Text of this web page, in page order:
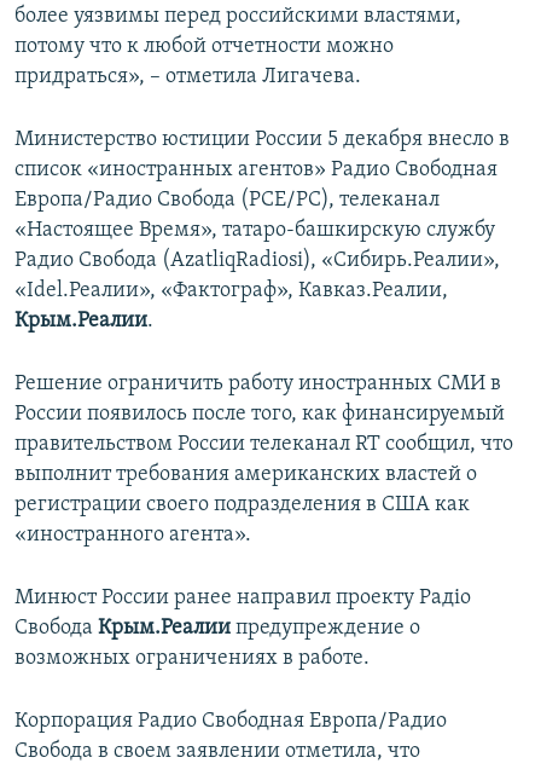
более уязвимы перед российскими властями,
потому что к любой отчетности можно
придраться», – отметила Лигачева.
Министерство юстиции России 5 декабря внесло в
список «иностранных агентов» Радио Свободная
Европа/Радио Свобода (РСЕ/РС), телеканал
«Настоящее Время», татаро-башкирскую службу
Радио Свобода (AzatliqRadiosi), «Сибирь.Реалии»,
«Idel.Реалии», «Фактограф», Кавказ.Реалии,
Крым.Реалии.
Решение ограничить работу иностранных СМИ в
России появилось после того, как финансируемый
правительством России телеканал RT сообщил, что
выполнит требования американских властей о
регистрации своего подразделения в США как
«иностранного агента».
Минюст России ранее направил проекту Радіо
Свобода Крым.Реалии предупреждение о
возможных ограничениях в работе.
Корпорация Радио Свободная Европа/Радио
Свобода в своем заявлении отметила, что